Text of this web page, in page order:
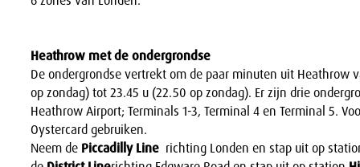
Heathrow met de ondergrondse
De ondergrondse vertrekt om de paar minuten uit Heathrow
op zondag) tot 23.45 u (22.50 op zondag). Er zijn drie
Heathrow Airport; Terminals 1-3, Terminal 4 en Terminal 5.
Oystercard gebruiken.
Neem de Piccadilly Linerichting Londen en stap uit op